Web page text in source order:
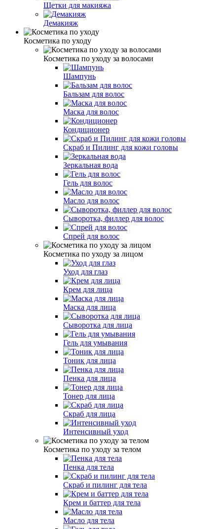
Щетки для макияжа
Демакияж
Косметика по уходу
Косметика по уходу за волосами
Шампунь
Бальзам для волос
Маска для волос
Кондиционер
Скраб и Пилинг для кожи головы
Зеркальная вода
Гель для волос
Масло для волос
Сыворотка, филлер для волос
Спрей для волос
Косметика по уходу за лицом
Уход для глаз
Крем для лица
Маска для лица
Сыворотка для лица
Гель для умывания
Тоник для лица
Пенка для лица
Тонер для лица
Скраб для лица
Интенсивный уход
Косметика по уходу за телом
Пенка для тела
Скраб и пилинг для тела
Крем и баттер для тела
Масло для тела